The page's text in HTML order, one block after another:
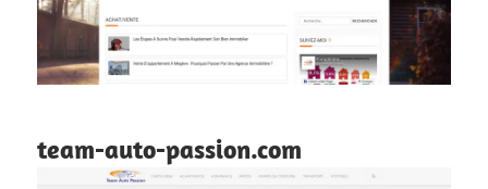
team-auto-passion.com